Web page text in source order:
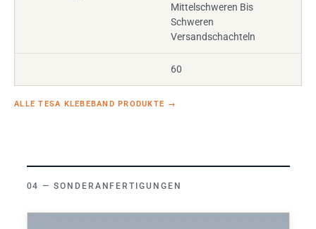
Mittelschweren Bis
Schweren
Versandschachteln
60
ALLE TESA KLEBEBAND PRODUKTE →
SONDERANFERTIGUNGEN